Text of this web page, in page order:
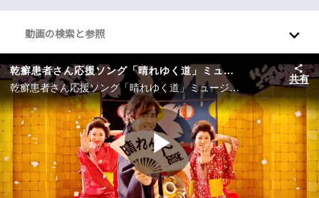
動画の検索と参照
乾癬患者さん応援ソング「晴れゆく道」ミュージックビデオ
乾癬患者さん応援ソング「晴れゆく道」ミュージックビデオ 作詞・作曲：ヒャダイン
共有
Play